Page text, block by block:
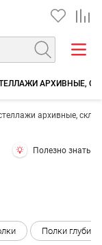
АРХИВНЫЕ,
архивные,
Полезно знать
Полки